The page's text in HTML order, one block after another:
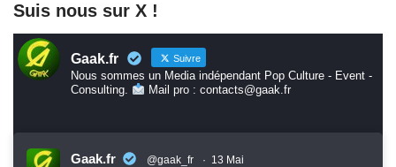
Suis nous sur X !
Gaak.fr Suivre
Nous sommes un Media indépendant Pop Culture - Event -
Consulting.
Mail pro : contacts@gaak.fr
Gaak.fr @gaak_fr · 13 Mai